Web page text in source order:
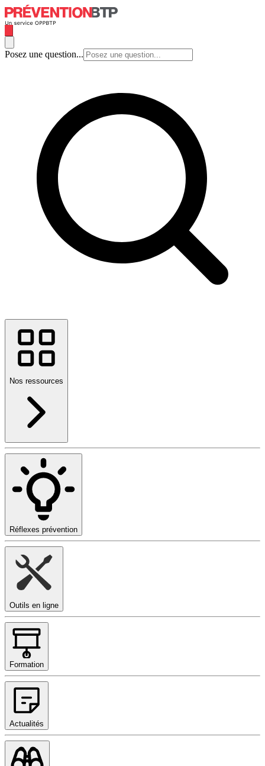
Posez une question...
Nos ressources
Réflexes prévention
Outils en ligne
Formation
Actualités